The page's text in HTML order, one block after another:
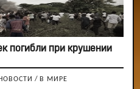
погибли при крушении
/ В МИРЕ